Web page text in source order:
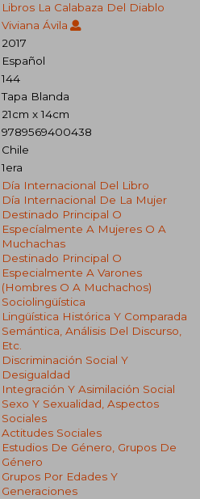
Libros La Calabaza Del Diablo
Viviana Ávila
2017
Español
144
Tapa Blanda
21cm x 14cm
9789569400438
Chile
1era
Día Internacional Del Libro
Día Internacional De La Mujer
Destinado Principal O
Especíalmente A Mujeres O A
Muchachas
Destinado Principal O
Especialmente A Varones
(hombres O A Muchachos)
Sociolingüística
Lingüística Histórica Y Comparada
Semántica, Análisis Del Discurso,
Etc.
Discriminación Social Y
Desigualdad
Integración Y Asimilación Social
Sexo Y Sexualidad, Aspectos
Sociales
Actitudes Sociales
Estudios De Género, Grupos De
Género
Grupos Por Edades Y
Generaciones